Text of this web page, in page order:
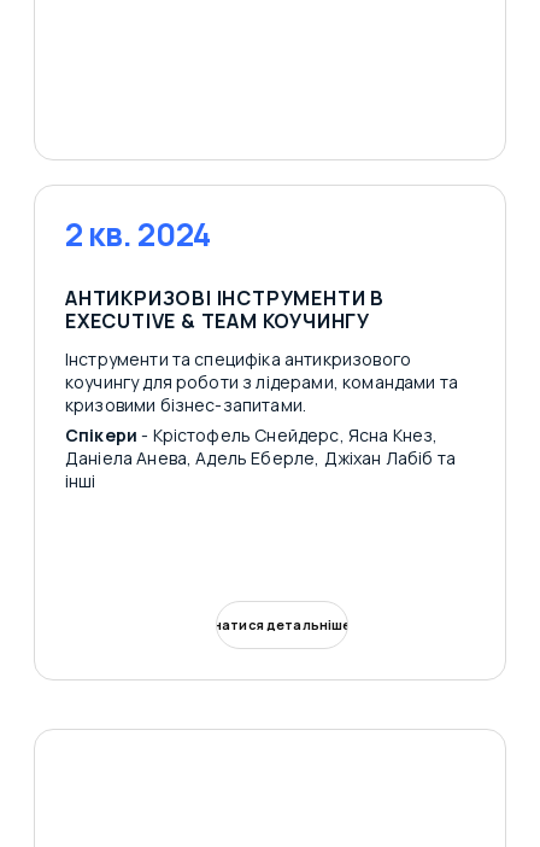
2 кв. 2024
АНТИКРИЗОВІ ІНСТРУМЕНТИ В
EXECUTIVE & TEAM КОУЧИНГУ
Інструменти та специфіка антикризового
коучингу для роботи з лідерами, командами та
кризовими бізнес-запитами.
Спікери - Крістофель Снейдерс, Ясна Кнез,
Даніела Анева, Адель Еберле, Джіхан Лабіб та
інші
Дізнатися детальніше